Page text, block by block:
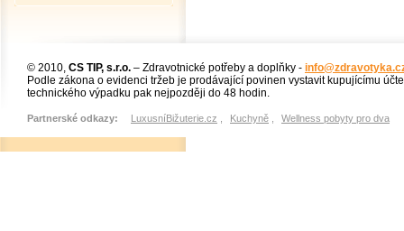
© 2010, CS TIP, s.r.o. – Zdravotnické potřeby a doplňky -
Podle zákona o evidenci tržeb je prodávající povinen vystavit kupujícímu
technického výpadku pak nejpozději do 48 hodin.
Partnerské odkazy: LuxusníBižuterie.cz Kuchyně Wellness pobyty pro dva